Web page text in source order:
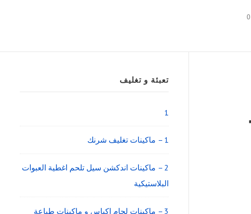
Sidebar
Widget
Area
تعبئة و تغليف
1
1 – ماكينات تغليف شرنك
2 – ماكينات اندكشن سيل تلحم اغطية العبوات
البلاستيكية
3 – ماكينات لحام اكياس و ماكينات طباعة